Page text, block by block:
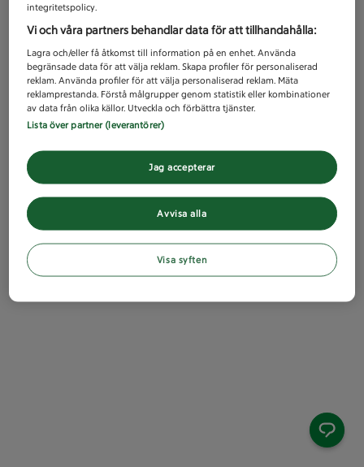
integritetspolicy.
Vi och våra partners behandlar data för att tillhandahålla:
Lagra och/eller få åtkomst till information på en enhet. Använda
begränsade data för att välja reklam. Skapa profiler för personaliserad
reklam. Använda profiler för att välja personaliserad reklam. Mäta
reklamprestanda. Förstå målgrupper genom statistik eller kombinationer
av data från olika källor. Utveckla och förbättra tjänster.
Lista över partner (leverantörer)
Avvisa alla
Jag accepterar
Visa syften